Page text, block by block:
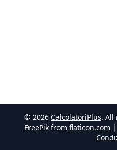
© 2026 CalcolatoriPlus. All
FreePik from flaticon.com |